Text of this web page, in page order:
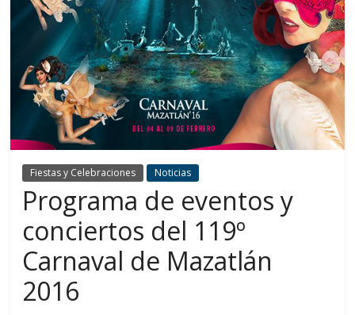
Fiestas y Celebraciones Noticias
Programa de eventos y
conciertos del 119º
Carnaval de Mazatlán
2016